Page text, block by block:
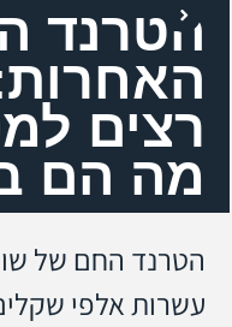
הטרנד
רצים
מה הם
הטרנד החם של
עשרות אלפי